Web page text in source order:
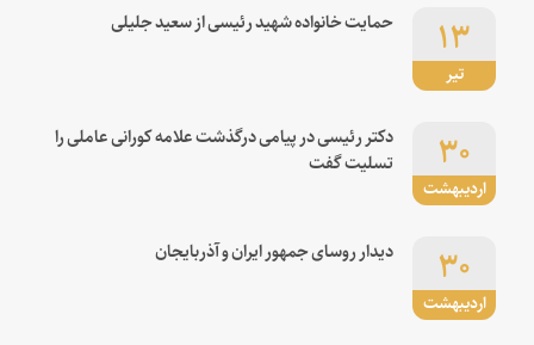
تیر
۱۳ حمایت خانواده شهید رئیسی از سعید جلیلی
اردیبهشت
۳۰
دکتر رئیسی در پیامی درگذشت علامه کورانی عاملی را
تسلیت گفت
اردیبهشت
۳۰ دیدار روسای جمهور ایران و آذربایجان